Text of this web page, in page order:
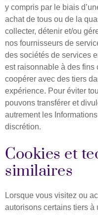
y compris par le biais
achat de tous ou de la
collecter, détenir et/ou
nos fournisseurs de
des sociétés de services
est raisonnable à des fins
coopérer avec des tiers
expérience. Pour éviter
pouvons transférer et
autrement les
discrétion. ​
Cookies et
similaires
Lorsque vous visitez ou
autorisons certains tiers